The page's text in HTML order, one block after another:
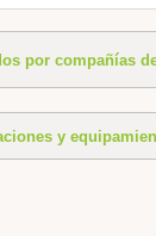
por compañías
equipoy